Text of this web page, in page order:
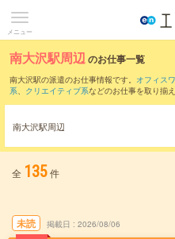
メニュー
南大沢駅周辺のお仕事一覧
南大沢駅の派遣のお仕事情報です。 オフィス
系、 クリエイティブ系などのお仕事を取り揃
また、立川駅・
もご確認いただけます。
南大沢駅周辺
全 135件
未読 掲載日 2026/08/06